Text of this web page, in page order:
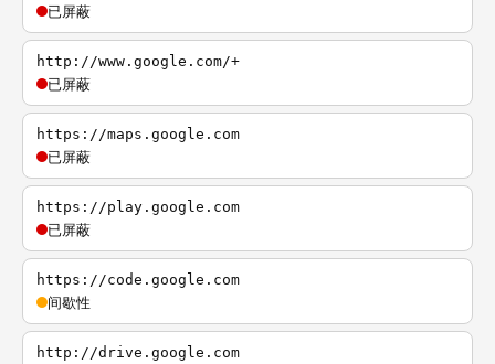
已屏蔽
http://www.google.com/+
已屏蔽
https://maps.google.com
已屏蔽
https://play.google.com
已屏蔽
https://code.google.com
间歇性
http://drive.google.com